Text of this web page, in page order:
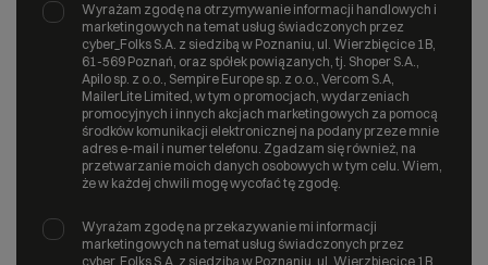
Wyrażam zgodę na otrzymywanie informacji handlowych i
marketingowych na temat usług świadczonych przez
cyber_Folks S.A. z siedzibą w Poznaniu, ul. Wierzbięcice 1B,
61-569 Poznań, oraz spółek powiązanych, tj. Shoper S.A.,
Apilo sp. z o.o., Sempire Europe sp. z o.o., Vercom S.A,
MailerLite Limited, w tym o promocjach, wydarzeniach
promocyjnych i innych akcjach marketingowych za pomocą
środków komunikacji elektronicznej na podany przeze mnie
adres e-mail i numer telefonu. Zgadzam się również, na
przetwarzanie moich danych osobowych w tym celu. Wiem,
że w każdej chwili mogę wycofać tę zgodę.
Wyrażam zgodę na przekazywanie mi informacji
marketingowych na temat usług świadczonych przez
cyber_Folks S.A. z siedzibą w Poznaniu, ul. Wierzbięcice 1B,